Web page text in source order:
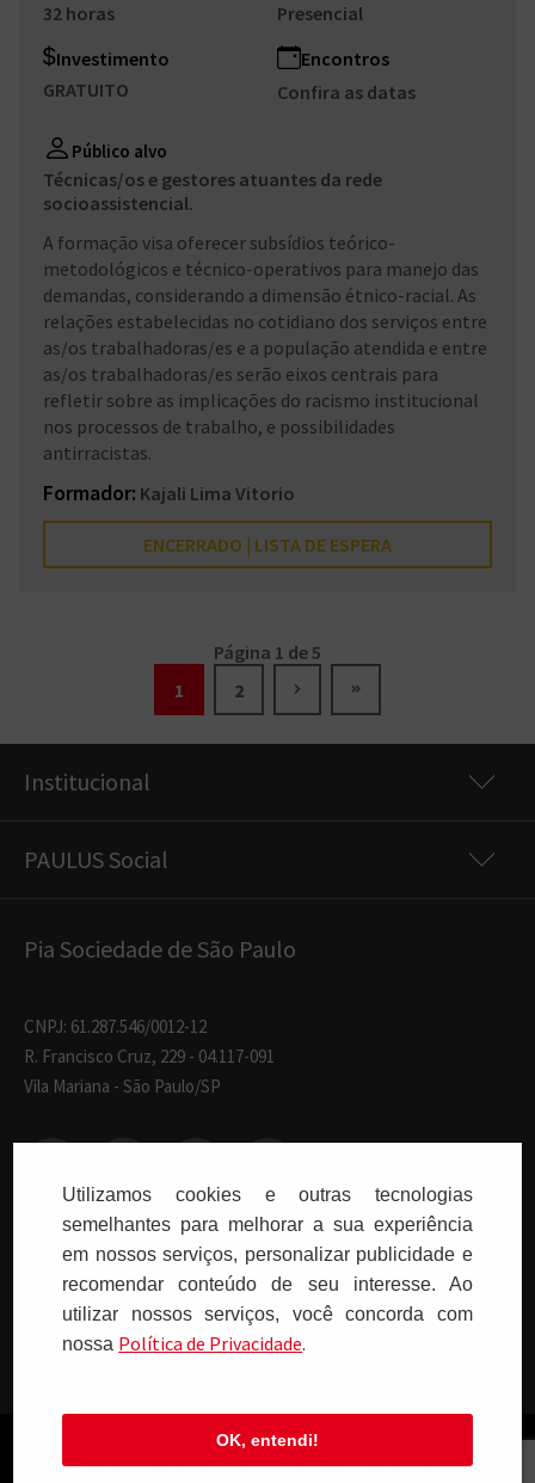
32 horas
Presencial
Investimento
GRATUITO
Encontros
Confira as datas
Público alvo
Técnicas/os e gestores atuantes da rede
socioassistencial.
A formação visa oferecer subsídios teórico-
metodológicos e técnico-operativos para manejo das
demandas, considerando a dimensão étnico-racial. As
relações estabelecidas no cotidiano dos serviços entre
as/os trabalhadoras/es e a população atendida e entre
as/os trabalhadoras/es serão eixos centrais para
refletir sobre as implicações do racismo institucional
nos processos de trabalho, e possibilidades
antirracistas.
Formador: Kajali Lima Vitorio
ENCERRADO | LISTA DE ESPERA
Página 1 de 5
1
2
Institucional
PAULUS Social
Pia Sociedade de São Paulo
CNPJ: 61.287.546/0012-12
R. Francisco Cruz, 229 - 04.117-091
Vila Mariana - São Paulo/SP
Paulus Editora pelo mundo:
Brasil
Copyright © 2026 PIA SOCIEDADE DE SÃO PAULO - Todos os direitos
Utilizamos cookies e outras tecnologias
semelhantes para melhorar a sua experiência
em nossos serviços, personalizar publicidade e
recomendar conteúdo de seu interesse. Ao
utilizar nossos serviços, você concorda com
nossa Polí­tica de Privacidade.
OK, entendi!